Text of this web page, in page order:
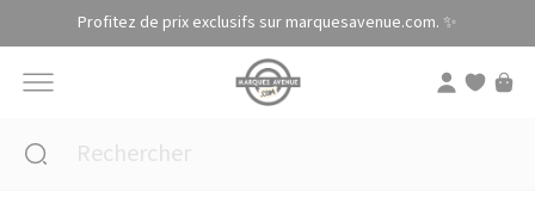
Profitez de prix exclusifs sur marquesavenue.com. ✨
Panneau de gestion des cookies